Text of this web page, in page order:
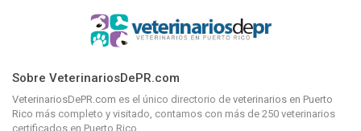
Sobre VeterinariosDePR.com
VeterinariosDePR.com es el único directorio de veterinarios en Puerto
Rico más completo y visitado, contamos con más de 250 veterinarios
certificados en Puerto Rico.